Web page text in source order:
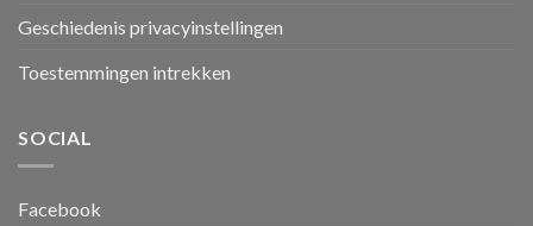
Geschiedenis privacyinstellingen
Toestemmingen intrekken
SOCIAL
Facebook